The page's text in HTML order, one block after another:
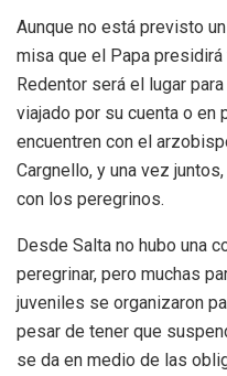
Aunque no está previsto
misa que el Papa
Redentor será el lugar
viajado por su cuenta o en
encuentren con el
Cargnello, y una vez
con los peregrinos.
Desde Salta no hubo una
peregrinar, pero muchas
juveniles se organizaron
pesar de tener que
se da en medio de las